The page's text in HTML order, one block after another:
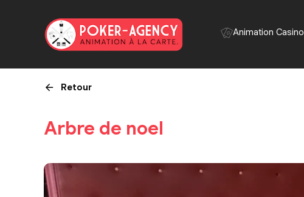
Animation Casino
Retour
Arbre de noel